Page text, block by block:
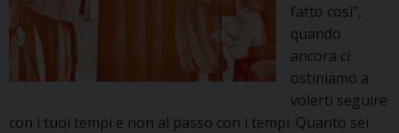
fatto così”,
quando
ancora ci
ostiniamo a
volerti seguire
con i tuoi tempi e non al passo con i tempi. Quanto sei